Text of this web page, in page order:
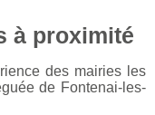
à proximité
des mairies les
de Fontenai-les-